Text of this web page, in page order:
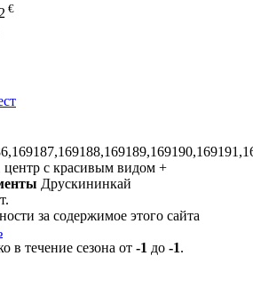
2 €
с красивым видом +
Друскининкай
за содержимое этого сайта
в течение сезона от -1 до -1.